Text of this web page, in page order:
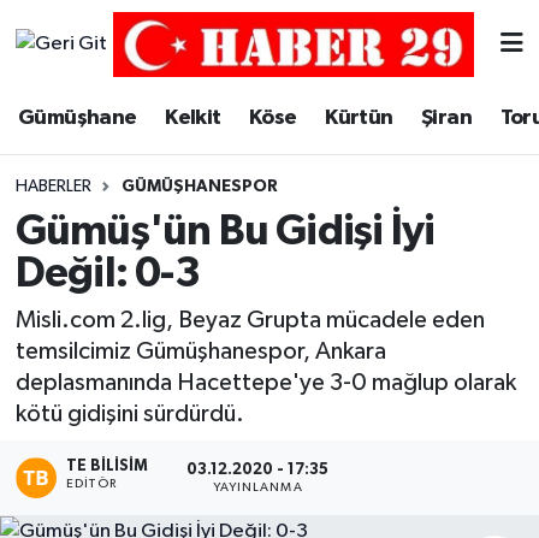
Gümüşhane Kelkit Köse Kürtün Şiran
HABERLER GÜMÜŞHANESPOR
Gümüş'ün Bu Gidişi İyi
Değil: 0-3
Misli.com 2.lig, Beyaz Grupta mücadele eden
temsilcimiz Gümüşhanespor, Ankara
deplasmanında Hacettepe'ye 3-0 mağlup olarak
kötü gidişini sürdürdü.
TE BILISIM
EDITÖR
03.12.2020 - 17:35
YAYINLANMA
Merkez Trafik Yoğunluk Haritası
Süper Lig Puan Durumu ve Fikstür
Tüm Manşetler
Son Dakika Haberleri